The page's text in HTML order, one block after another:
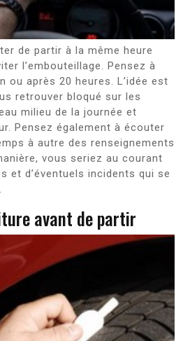
de partir à la même heure
l’embouteillage. Pensez à
ou après 20 heures. L’idée est
retrouver bloqué sur les
milieu de la journée et
Pensez également à écouter
à autre des renseignements
vous seriez au courant
et d’éventuels incidents qui se
avant de partir